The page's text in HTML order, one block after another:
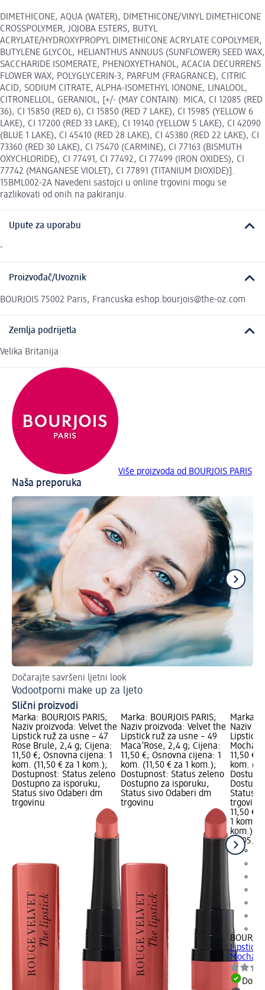
DIMETHICONE, AQUA (WATER), DIMETHICONE/VINYL DIMETHICONE
CROSSPOLYMER, JOJOBA ESTERS, BUTYL
ACRYLATE/HYDROXYPROPYL DIMETHICONE ACRYLATE COPOLYMER,
BUTYLENE GLYCOL, HELIANTHUS ANNUUS (SUNFLOWER) SEED WAX,
SACCHARIDE ISOMERATE, PHENOXYETHANOL, ACACIA DECURRENS
FLOWER WAX, POLYGLYCERIN-3, PARFUM (FRAGRANCE), CITRIC
ACID, SODIUM CITRATE, ALPHA-ISOMETHYL IONONE, LINALOOL,
CITRONELLOL, GERANIOL, [+/- (MAY CONTAIN): MICA, CI 12085 (RED
36), CI 15850 (RED 6), CI 15850 (RED 7 LAKE), CI 15985 (YELLOW 6
LAKE), CI 17200 (RED 33 LAKE), CI 19140 (YELLOW 5 LAKE), CI 42090
(BLUE 1 LAKE), CI 45410 (RED 28 LAKE), CI 45380 (RED 22 LAKE), CI
73360 (RED 30 LAKE), CI 75470 (CARMINE), CI 77163 (BISMUTH
OXYCHLORIDE), CI 77491, CI 77492, CI 77499 (IRON OXIDES), CI
77742 (MANGANESE VIOLET), CI 77891 (TITANIUM DIOXIDE)].
15BML002-2A Navedeni sastojci u online trgovini mogu se
razlikovati od onih na pakiranju.
Upute za uporabu
-
Proizvođač/Uvoznik
BOURJOIS 75002 Paris, Francuska eshop.bourjois@the-oz.com
Zemlja podrijetla
Velika Britanija
Više proizvoda od BOURJOIS PARIS
Naša preporuka
Dočarajte savršeni ljetni look
Vodootporni make up za ljeto
Slični proizvodi
Marka: BOURJOIS PARIS;
Naziv proizvoda: Velvet the
Lipstick ruž za usne – 47
Rose Brule, 2,4 g; Cijena:
11,50 €; Osnovna cijena: 1
kom. (11,50 € za 1 kom.);
Dostupnost: Status zeleno
Dostupno za isporuku,
Status sivo Odaberi dm
trgovinu
Marka: BOURJOIS PARIS;
Naziv proizvoda: Velvet the
Lipstick ruž za usne – 49
Maca’Rose, 2,4 g; Cijena:
11,50 €; Osnovna cijena: 1
kom. (11,50 € za 1 kom.);
Dostupnost: Status zeleno
Dostupno za isporuku,
Status sivo Odaberi dm
trgovinu
Marka:
Naziv
Lipstick
11,50 €;
kom.
Status
trgovinu
11,50 €
1 kom.
kom.)
Lipstick